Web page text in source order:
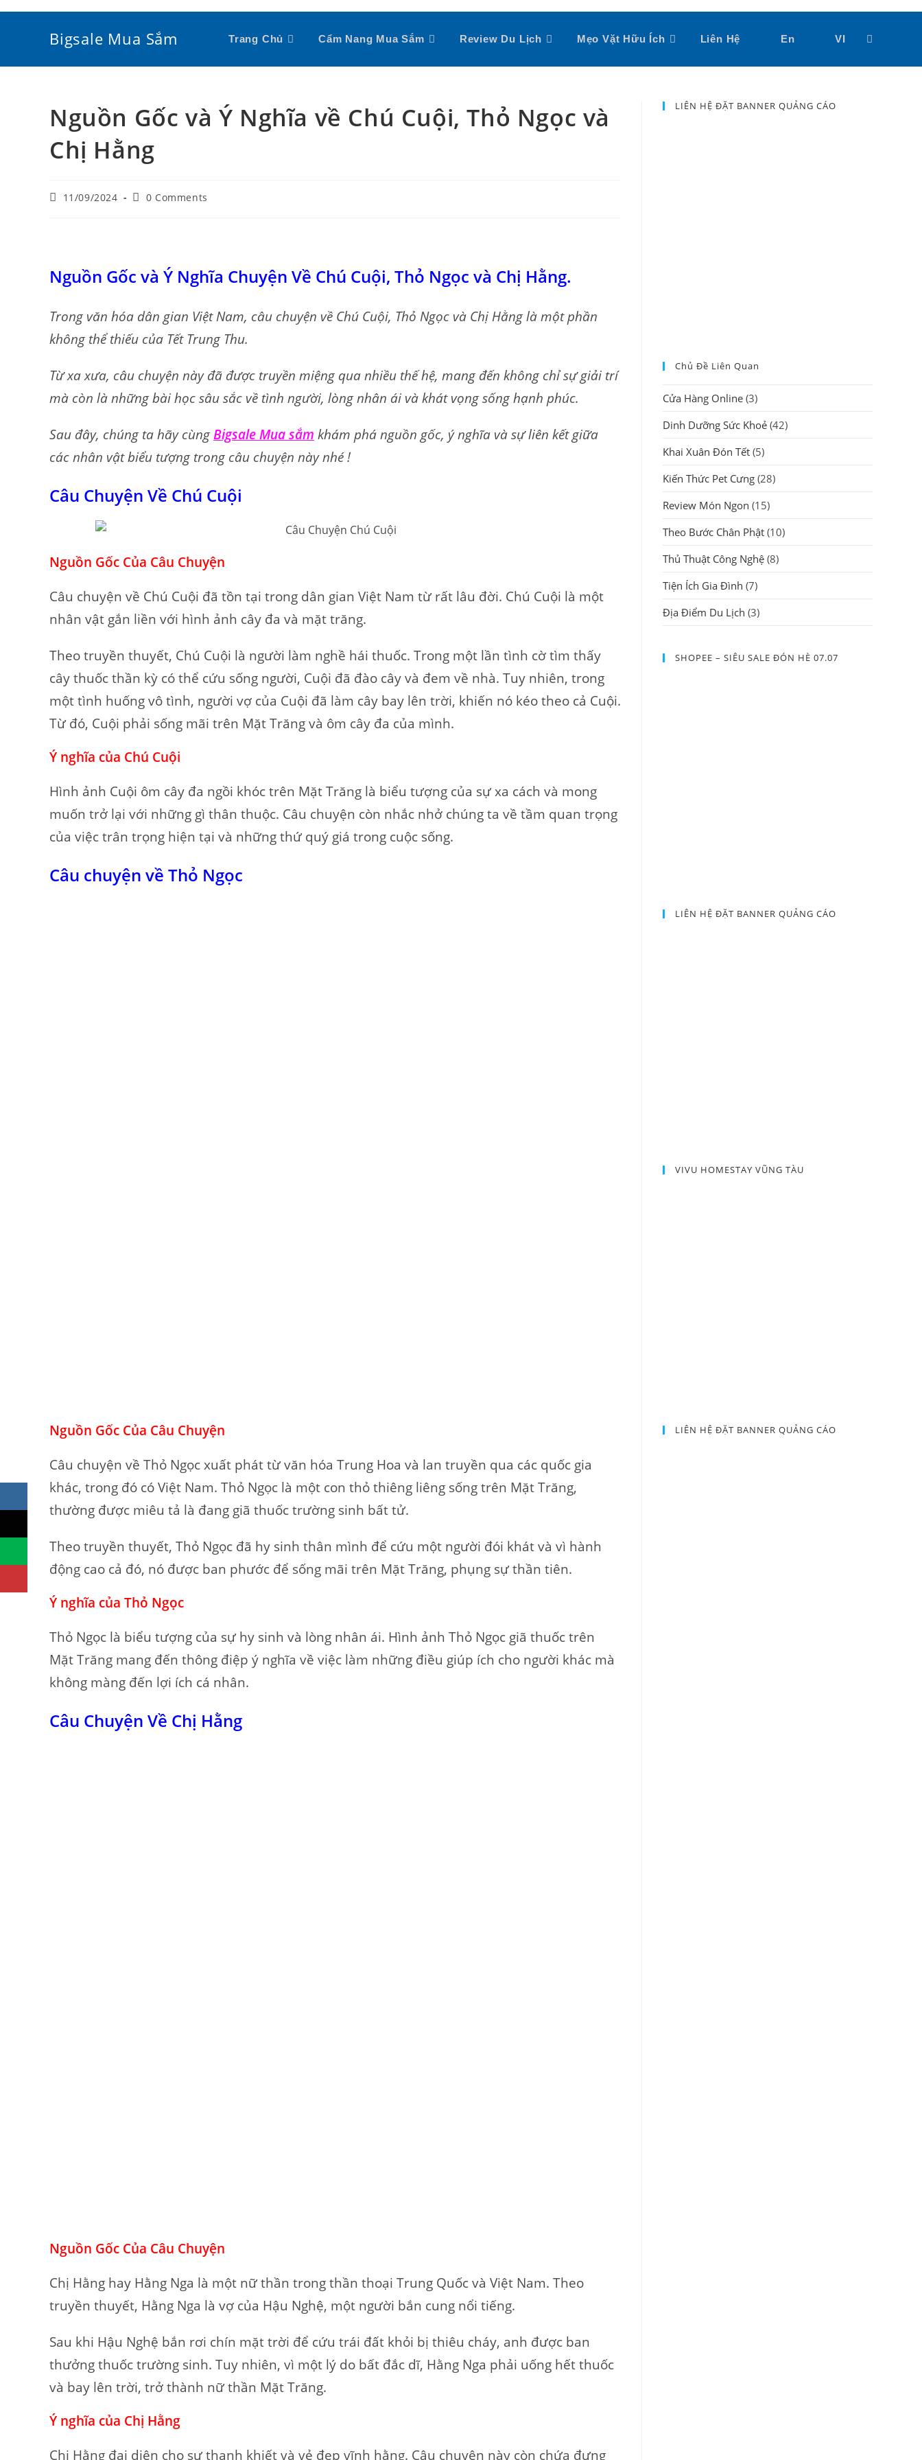
Bigsale Mua Sắm Trang Chủ Cẩm Nang Mua Sắm Review Du Lịch Mẹo Vặt Hữu Ích Liên Hệ En VI Toggle
Nguồn Gốc và Ý Nghĩa về Chú Cuội, Thỏ Ngọc và
Chị Hằng
Post11/09/2024
Post0 Comments
Nguồn Gốc và Ý Nghĩa Chuyện Về Chú Cuội, Thỏ Ngọc và Chị Hằng.
Trong văn hóa dân gian Việt Nam, câu chuyện về Chú Cuội, Thỏ Ngọc và Chị Hằng là một phần
không thể thiếu của Tết Trung Thu.
Từ xa xưa, câu chuyện này đã được truyền miệng qua nhiều thế hệ, mang đến không chỉ sự giải trí
mà còn là những bài học sâu sắc về tình người, lòng nhân ái và khát vọng sống hạnh phúc.
Sau đây, chúng ta hãy cùng Bigsale Mua sắm khám phá nguồn gốc, ý nghĩa và sự liên kết giữa
các nhân vật biểu tượng trong câu chuyện này nhé !
Câu Chuyện Về Chú Cuội
Nguồn Gốc Của Câu Chuyện
Câu chuyện về Chú Cuội đã tồn tại trong dân gian Việt Nam từ rất lâu đời. Chú Cuội là một
nhân vật gắn liền với hình ảnh cây đa và mặt trăng.
Theo truyền thuyết, Chú Cuội là người làm nghề hái thuốc. Trong một lần tình cờ tìm thấy
cây thuốc thần kỳ có thể cứu sống người, Cuội đã đào cây và đem về nhà. Tuy nhiên, trong
một tình huống vô tình, người vợ của Cuội đã làm cây bay lên trời, khiến nó kéo theo cả Cuội.
Từ đó, Cuội phải sống mãi trên Mặt Trăng và ôm cây đa của mình.
Ý nghĩa của Chú Cuội
Hình ảnh Cuội ôm cây đa ngồi khóc trên Mặt Trăng là biểu tượng của sự xa cách và mong
muốn trở lại với những gì thân thuộc. Câu chuyện còn nhắc nhở chúng ta về tầm quan trọng
của việc trân trọng hiện tại và những thứ quý giá trong cuộc sống.
Câu chuyện về Thỏ Ngọc
Nguồn Gốc Của Câu Chuyện
Câu chuyện về Thỏ Ngọc xuất phát từ văn hóa Trung Hoa và lan truyền qua các quốc gia
khác, trong đó có Việt Nam. Thỏ Ngọc là một con thỏ thiêng liêng sống trên Mặt Trăng,
thường được miêu tả là đang giã thuốc trường sinh bất tử.
Theo truyền thuyết, Thỏ Ngọc đã hy sinh thân mình để cứu một người đói khát và vì hành
động cao cả đó, nó được ban phước để sống mãi trên Mặt Trăng, phụng sự thần tiên.
Ý nghĩa của Thỏ Ngọc
Thỏ Ngọc là biểu tượng của sự hy sinh và lòng nhân ái. Hình ảnh Thỏ Ngọc giã thuốc trên
Mặt Trăng mang đến thông điệp ý nghĩa về việc làm những điều giúp ích cho người khác mà
không màng đến lợi ích cá nhân.
Câu Chuyện Về Chị Hằng
Nguồn Gốc Của Câu Chuyện
Chị Hằng hay Hằng Nga là một nữ thần trong thần thoại Trung Quốc và Việt Nam. Theo
truyền thuyết, Hằng Nga là vợ của Hậu Nghệ, một người bắn cung nổi tiếng.
Sau khi Hậu Nghệ bắn rơi chín mặt trời để cứu trái đất khỏi bị thiêu cháy, anh được ban
thưởng thuốc trường sinh. Tuy nhiên, vì một lý do bất đắc dĩ, Hằng Nga phải uống hết thuốc
và bay lên trời, trở thành nữ thần Mặt Trăng.
Ý nghĩa của Chị Hằng
Chị Hằng đại diện cho sự thanh khiết và vẻ đẹp vĩnh hằng. Câu chuyện này còn chứa đựng
LIÊN HỆ ĐẶT BANNER QUẢNG CÁO
Chủ Đề Liên Quan
Cửa Hàng Online (3)
Dinh Dưỡng Sức Khoẻ (42)
Khai Xuân Đón Tết (5)
Kiến Thức Pet Cưng (28)
Review Món Ngon (15)
Theo Bước Chân Phật (10)
Thủ Thuật Công Nghệ (8)
Tiện Ích Gia Đình (7)
Địa Điểm Du Lịch (3)
SHOPEE – SIÊU SALE ĐÓN HÈ 07.07
LIÊN HỆ ĐẶT BANNER QUẢNG CÁO
VIVU HOMESTAY VŨNG TÀU
LIÊN HỆ ĐẶT BANNER QUẢNG CÁO